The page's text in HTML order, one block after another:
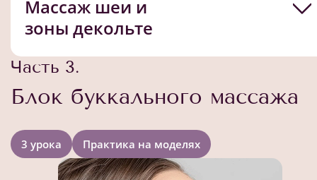
Массаж шеи и
зоны декольте
Часть 3.
Блок буккального массажа
3 урока Практика на моделях